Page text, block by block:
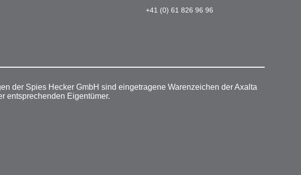
+41 (0) 61 826 96 96
der Spies Hecker GmbH sind eingetragene Warenzeichen der Axalta
entsprechenden Eigentümer.